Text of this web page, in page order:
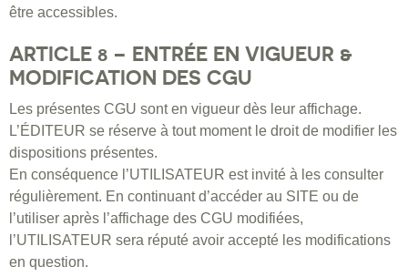
être accessibles.
ARTICLE 8 – ENTRÉE EN VIGUEUR &
MODIFICATION DES CGU
Les présentes CGU sont en vigueur dès leur affichage.
L’ÉDITEUR se réserve à tout moment le droit de modifier les
dispositions présentes.
En conséquence l’UTILISATEUR est invité à les consulter
régulièrement. En continuant d’accéder au SITE ou de
l’utiliser après l’affichage des CGU modifiées,
l’UTILISATEUR sera réputé avoir accepté les modifications
en question.